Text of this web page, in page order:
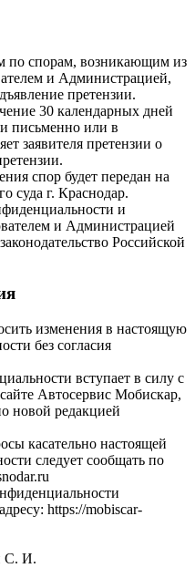
по спорам, возникающим из
и Администрацией,
претензии.
30 календарных дней
письменно или в
заявителя претензии о
спор будет передан на
суда г. Краснодар.
и
и Администрацией
Российской
изменения в настоящую
без согласия
вступает в силу с
Автосервис Мобискар,
новой редакцией
касательно настоящей
следует сообщать по
https://mobiscar-
С. И.